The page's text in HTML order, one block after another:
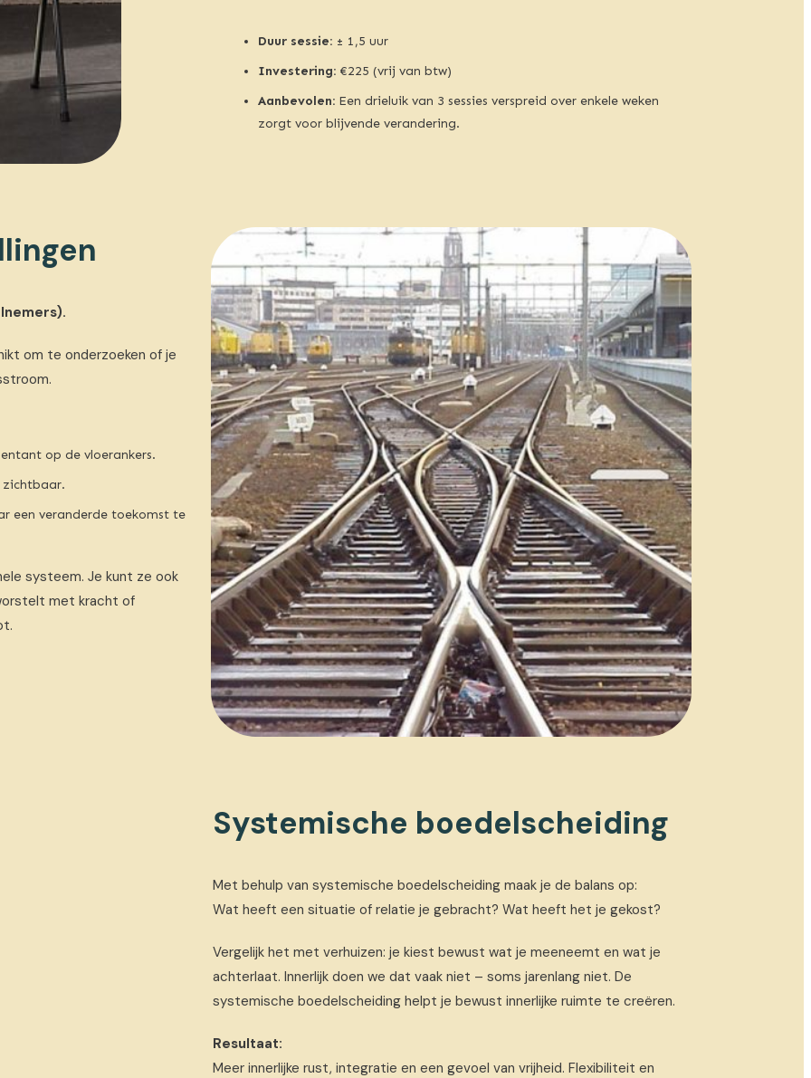
Duur sessie:± 1,5 uur
Investering:€225 (vrij van btw)
Aanbevolen:Een drieluik van 3 sessies verspreid over enkele weken
zorgt voor blijvende verandering.
om te onderzoeken of je
op de vloerankers.
zichtbaar.
een veranderde toekomst te
systeem. Je kunt ze ook
met kracht of
Systemische boedelscheiding
Met behulp van systemische boedelscheiding maak je de balans op:
Wat heeft een situatie of relatie je gebracht? Wat heeft het je gekost?
Vergelijk het met verhuizen: je kiest bewust wat je meeneemt en wat je
achterlaat. Innerlijk doen we dat vaak niet – soms jarenlang niet. De
systemische boedelscheiding helpt je bewust innerlijke ruimte te creëren.
Resultaat:
Meer innerlijke rust, integratie en een gevoel van vrijheid. Flexibiliteit en